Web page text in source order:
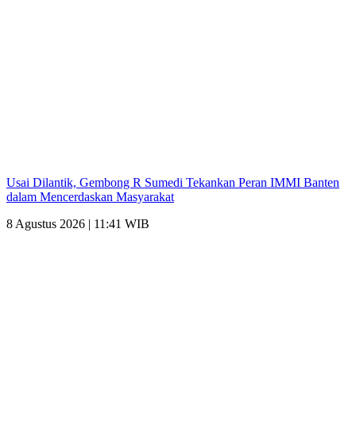
Usai Dilantik, Gembong R Sumedi Tekankan Peran IMMI Banten
dalam Mencerdaskan Masyarakat
8 Agustus 2026 | 11:41 WIB